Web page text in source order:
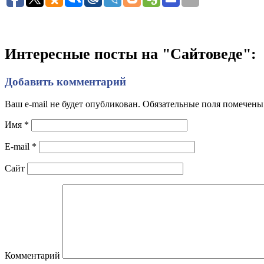
Интересные посты на "Сайтоведе":
Добавить комментарий
Ваш e-mail не будет опубликован. Обязательные поля
Имя *
E-mail *
Сайт
Комментарий